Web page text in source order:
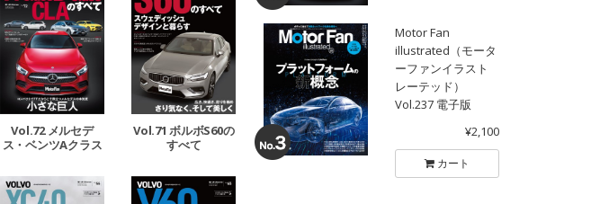
Vol.72 メルセデ
ス・ベンツAクラス
すべて
Vol.71 ボルボS60の
すべて
Motor Fan
illustrated（モータ
ーファンイラスト
レーテッド）
Vol.237 電子版
¥2,100
カート